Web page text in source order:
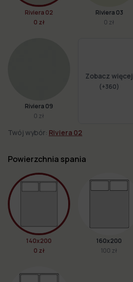
Riviera 02
0 zł
Riviera 03
0 zł
Riviera 09
0 zł
Zobacz więcej
(+360)
Twój wybór: Riviera 02
Powierzchnia spania
140x200
0 zł
160x200
100 zł